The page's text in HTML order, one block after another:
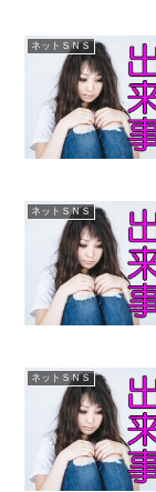
ネットＳＮＳ
ネットＳＮＳ
ネットＳＮＳ